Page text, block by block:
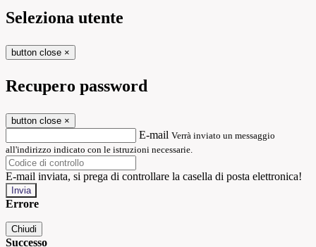
Seleziona utente
button close ×
Recupero password
button close ×
E-mail Verrà inviato un messaggio
all'indirizzo indicato con le istruzioni necessarie.
E-mail inviata, si prega di controllare la casella di posta elettronica!
Errore
Chiudi
Successo